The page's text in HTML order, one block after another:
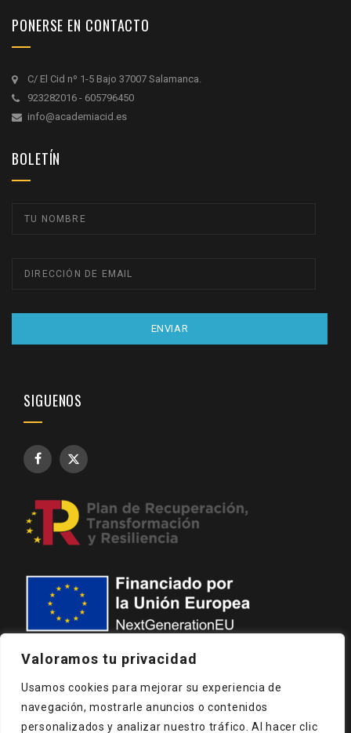
Valoramos tu privacidad
Usamos cookies para mejorar su experiencia de
navegación, mostrarle anuncios o contenidos
personalizados y analizar nuestro tráfico. Al hacer clic
PONERSE EN CONTACTO
C/ El Cid nº 1-5 Bajo 37007 Salamanca.
923282016 - 605796450
info@academiacid.es
BOLETÍN
ENVIAR
SIGUENOS
AVISO LEGAL POLÍTICA DE PRIVACIDAD